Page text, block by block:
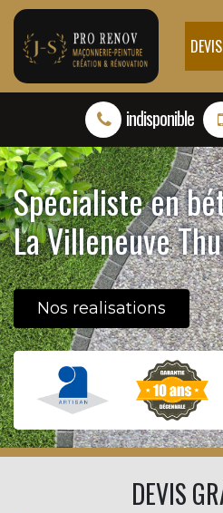
indisponible
Spécialiste en
La Villeneuve
Nos realisations
DEVIS